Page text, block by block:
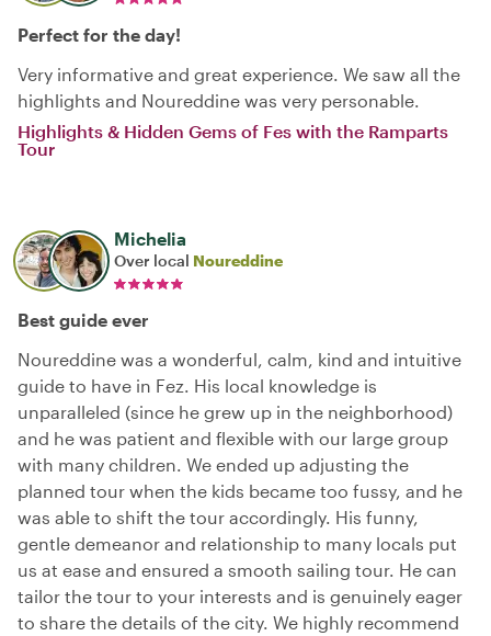
Perfect for the day!
Very informative and great experience. We saw all the
highlights and Noureddine was very personable.
Highlights & Hidden Gems of Fes with the Ramparts
Tour
Michelia
Over local Noureddine
Best guide ever
Noureddine was a wonderful, calm, kind and intuitive
guide to have in Fez. His local knowledge is
unparalleled (since he grew up in the neighborhood)
and he was patient and flexible with our large group
with many children. We ended up adjusting the
planned tour when the kids became too fussy, and he
was able to shift the tour accordingly. His funny,
gentle demeanor and relationship to many locals put
us at ease and ensured a smooth sailing tour. He can
tailor the tour to your interests and is genuinely eager
to share the details of the city. We highly recommend